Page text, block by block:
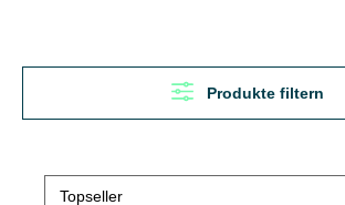
Produkte filtern